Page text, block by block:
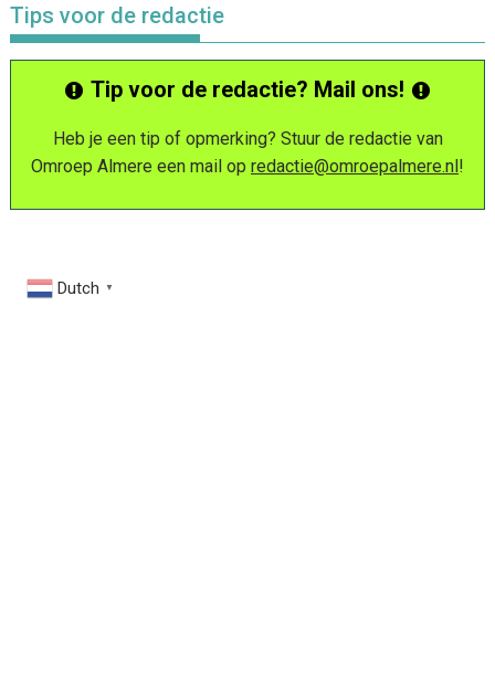
Tips voor de redactie
Tip voor de redactie? Mail ons!
Heb je een tip of opmerking? Stuur de redactie van
Omroep Almere een mail op redactie@omroepalmere.nl!
Dutch ▼